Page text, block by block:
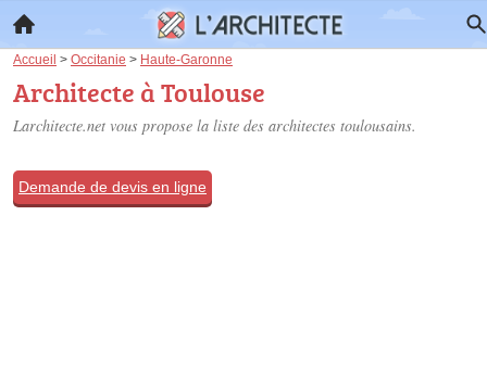
Accueil > Occitanie > Haute-Garonne
Architecte à Toulouse
Larchitecte.net vous propose la liste des architectes toulousains.
Demande de devis en ligne